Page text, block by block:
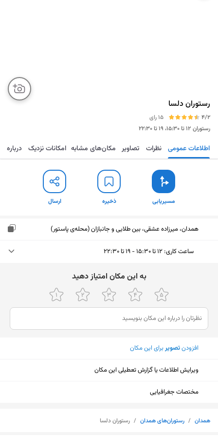
رستوران دلسا
4/2
15 رای
رستوران ۱۲ تا ۱۵:۳۰، ۱۹ تا ۲۲:۳۰
مسیریابی ذخیره ارسال اطلاعات عمومی نظرات تصاویر مکان‌های مشابه امکانات نزدیک درباره
مسیریابی ذخیره ارسال
همدان، میرزاده عشقی، بین طلایی و جانبازان (محله‌ی پاستور)
ساعت کاری: ۱۲ تا ۱۵:۳۰ - ۱۹ تا ۲۲:۳۰
۱۲ تا ۱۵:۳۰ - ۱۹ تا ۲۲:۳۰
پنجشنبه
۱۲ تا ۱۵:۳۰ - ۱۹ تا ۲۲:۳۰
جمعه
۱۲ تا ۱۵:۳۰ - ۱۹ تا ۲۲:۳۰
شنبه
یکشنبه
دوشنبه
ﺑﻪ اﯾﻦ ﻣﮑﺎن اﻣﺘﯿﺎز دﻫﯿﺪ
افزودنتصویربرای این مکان
ویرایش اطلاعات یا گزارش تعطیلی این مکان
مختصات جغرافیایی
همدان / رستوران‌های همدان / رستوران دلسا